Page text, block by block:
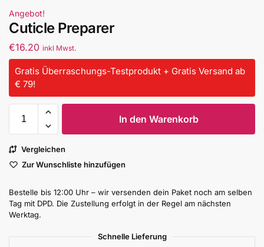
Angebot!
Cuticle Preparer
€16.20 inkl Mwst.
Gratis Überraschungs-Testprodukt + Gratis Versand ab
€ 79!
In den Warenkorb
Vergleichen
Zur Wunschliste hinzufügen
Bestelle bis 12:00 Uhr – wir versenden dein Paket noch am selben
Tag mit DPD. Die Zustellung erfolgt in der Regel am nächsten
Werktag.
Schnelle Lieferung